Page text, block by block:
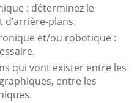
: déterminez le
plans.
et/ou robotique :
qui vont exister entre les
entre les